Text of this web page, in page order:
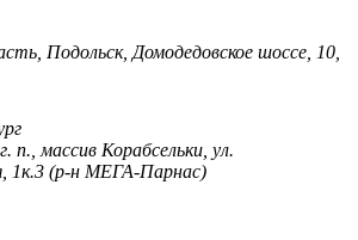
Подольск, Домодедовское шоссе, 10,
п., массив Корабсельки, ул.
1к.3 (р-н МЕГА-Парнас)